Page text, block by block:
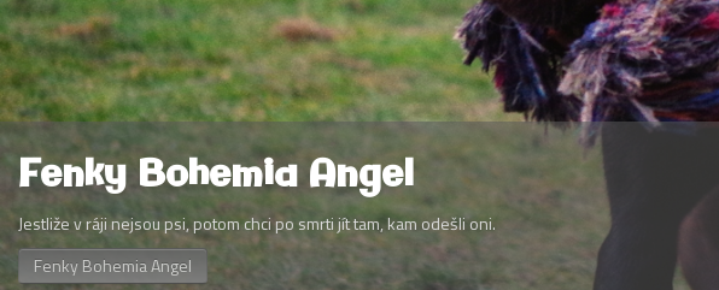
Fenky Bohemia Angel
Jestliže v ráji nejsou psi, potom chci po smrti jít tam, kam odešli oni.
Fenky Bohemia Angel